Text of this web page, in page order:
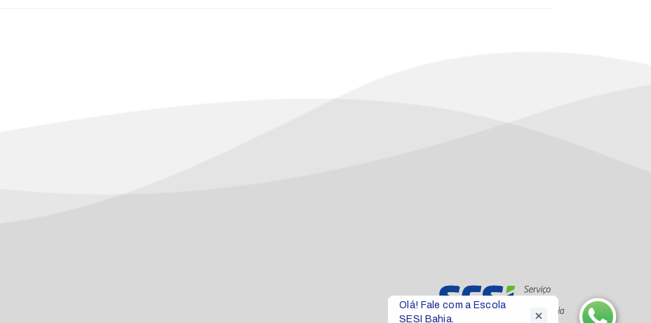
Olá! Fale com a Escola
SESI Bahia.